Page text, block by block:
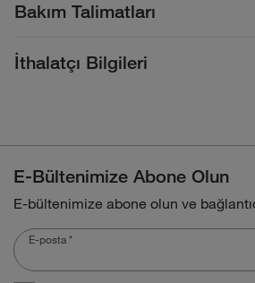
Bakım Talimatları
İthalatçı Bilgileri
E-Bültenimize Abone Olun
E-bültenimize abone olun ve
E-posta *